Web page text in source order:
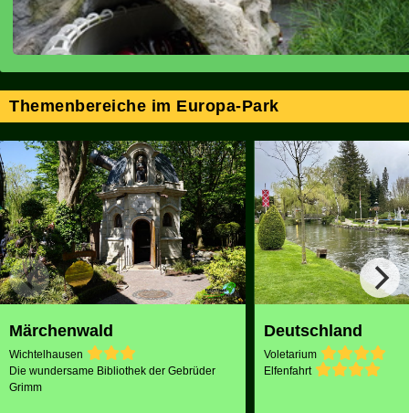
Themenbereiche im Europa-Park
Märchenwald
Wichtelhausen
Die wundersame Bibliothek der Gebrüder
Grimm
Deutschland
Voletarium
Elfenfahrt